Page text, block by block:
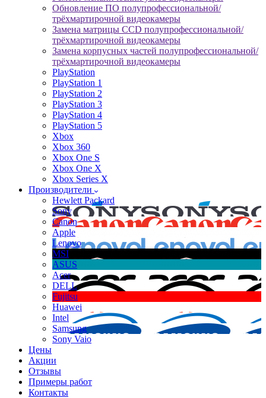
Обновление ПО полупрофессиональной/
трёхмартирочной видеокамеры
Замена матрицы CCD полупрофессиональной/
трёхмартирочной видеокамеры
Замена корпусных частей полупрофессиональной/
трёхмартирочной видеокамеры
PlayStation
PlayStation 1
PlayStation 2
PlayStation 3
PlayStation 4
PlayStation 5
Xbox
Xbox 360
Xbox One S
Xbox One X
Xbox Series X
Производители
Hewlett Packard
Sony
Canon
Apple
Lenovo
MSI
ASUS
Acer
DELL
Fujitsu
Huawei
Intel
Samsung
Sony Vaio
Цены
Акции
Отзывы
Примеры работ
Контакты